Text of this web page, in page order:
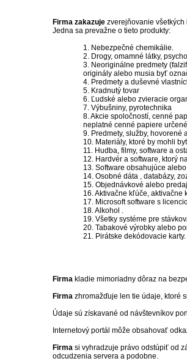
Firma zakazuje zverejňovanie
Jedna sa prevažne o tieto produkty:
1. Nebezpečné chemikálie.
2. Drogy, omamné látky,
3. Neoriginálne predmety
originály alebo musia byť
4. Predmety a duševné
5. Kradnutý tovar
6. Ľudské alebo zvieracie
7. Výbušniny, pyrotechnika
8. Akcie spoločností, cenné
neplatné cenné papiere
9. Predmety, služby,
10. Materiály, ktoré by mohli
11. Hudba, filmy, software a
12. Hardvér a software, ktorý
13. Software obsahujúce
14. Osobné dáta , databázy,
15. Objednávkové alebo
16. Aktivačne kľúče, aktivačne
17. Microsoft software s
18. Alkohol .
19. Všetky systéme pre
20. Tabakové výrobky alebo
21. Pirátske dekódovacie karty.
Firma kladie mimoriadny dôraz na
Firma zhromažďuje len tie údaje, ktoré
Údaje sú získavané od návštevníkov
Internetový portál môže obsahovať
Firma si vyhradzuje právo odstúpiť od
odcudzenia servera a podobne.